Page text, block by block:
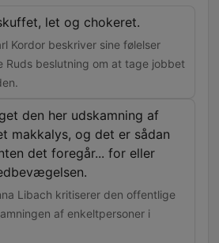
let og chokeret.
Kordor beskriver sine følelser
Ruds beslutning om at tage jobbet
den her udskamning af
makkalys, og det er sådan
det foregår... for eller
Libach kritiserer den offentlige
af enkeltpersoner i